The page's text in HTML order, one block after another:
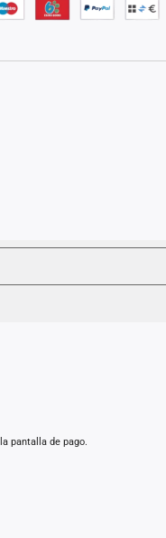
pantalla de pago.